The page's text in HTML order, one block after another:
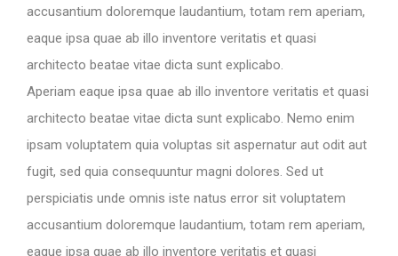
accusantium doloremque laudantium, totam rem aperiam,
eaque ipsa quae ab illo inventore veritatis et quasi
architecto beatae vitae dicta sunt explicabo.
Aperiam eaque ipsa quae ab illo inventore veritatis et quasi
architecto beatae vitae dicta sunt explicabo. Nemo enim
ipsam voluptatem quia voluptas sit aspernatur aut odit aut
fugit, sed quia consequuntur magni dolores. Sed ut
perspiciatis unde omnis iste natus error sit voluptatem
accusantium doloremque laudantium, totam rem aperiam,
eaque ipsa quae ab illo inventore veritatis et quasi